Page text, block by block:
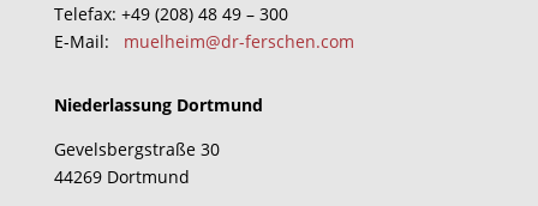
Telefax: +49 (208) 48 49 – 300
E-Mail: muelheim@dr-ferschen.com
Niederlassung Dortmund
Gevelsbergstraße 30
44269 Dortmund